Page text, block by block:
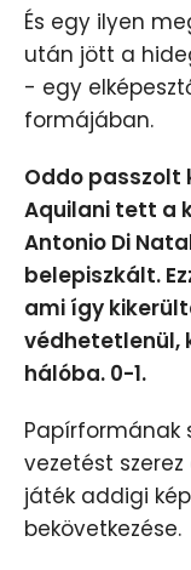
És egy ilyen
után jött a
- egy
formájában.
Oddo passzolt
Aquilani tett a
Antonio Di
belepiszkált.
ami így
védhetetlenül,
hálóba. 0-1.
vezetést
játék addigi
bekövetkezése.